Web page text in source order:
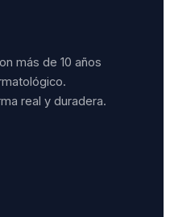
más de 10 años
real y duradera.